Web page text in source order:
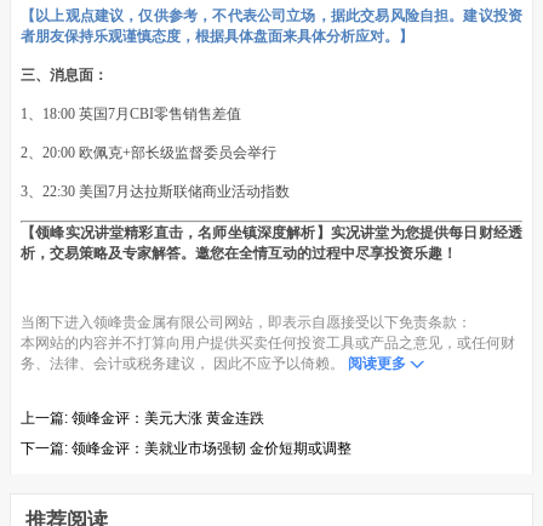
【以上观点建议，仅供参考，不代表公司立场，据此交易风险自担。建议投资
者朋友保持乐观谨慎态度，根据具体盘面来具体分析应对。】
三、消息面：
1、18:00 英国7月CBI零售销售差值
2、20:00 欧佩克+部长级监督委员会举行
3、22:30 美国7月达拉斯联储商业活动指数
【领峰实况讲堂精彩直击，名师坐镇深度解析】实况讲堂为您提供每日财经透
析，交易策略及专家解答。邀您在全情互动的过程中尽享投资乐趣！
当阁下进入领峰贵金属有限公司网站，即表示自愿接受以下免责条款：
本网站的内容并不打算向用户提供买卖任何投资工具或产品之意见，或任何财
务、法律、会计或税务建议， 因此不应予以倚赖。 阅读更多
上一篇: 领峰金评：美元大涨 黄金连跌
下一篇: 领峰金评：美就业市场强韧 金价短期或调整
推荐阅读